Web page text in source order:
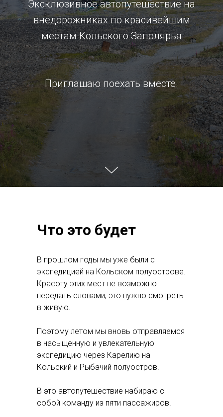
Эксклюзивное автопутешествие на
внедорожниках по красивейшим
местам Кольского Заполярья
Приглашаю поехать вместе.
В прошлом годы мы уже были с
экспедицией на Кольском полуострове.
Красоту этих мест не возможно
передать словами, это нужно смотреть
в живую.
Поэтому летом мы вновь отправляемся
в насыщенную и увлекательную
экспедицию через Карелию на
Кольский и Рыбачий полуостров.
В это автопутешествие набираю с
собой команду из пяти пассажиров.
Что это будет